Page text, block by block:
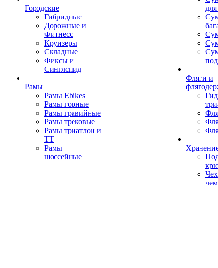
Городские
Гибридные
Дорожные и
Фитнесс
Круизеры
Складные
Фиксы и
Синглспид
Рамы
Рамы Ebikes
Рамы горные
Рамы гравийные
Рамы трековые
Рамы триатлон и
ТТ
Рамы
шоссейные
Фляги и